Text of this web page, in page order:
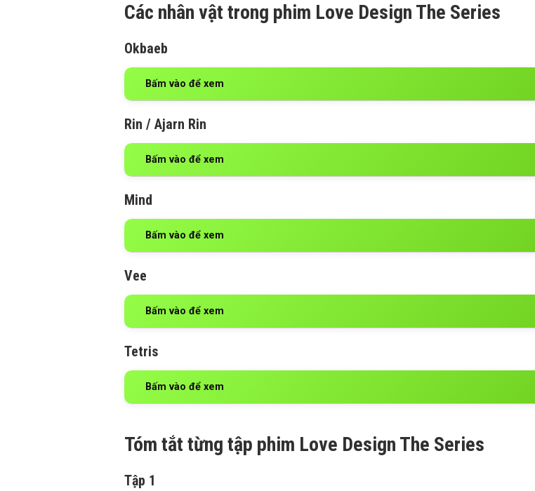
Các nhân vật trong phim Love Design The Series
Okbaeb
Bấm vào để xem
Rin / Ajarn Rin
Bấm vào để xem
Mind
Bấm vào để xem
Vee
Bấm vào để xem
Tetris
Bấm vào để xem
Tóm tắt từng tập phim Love Design The Series
Tập 1